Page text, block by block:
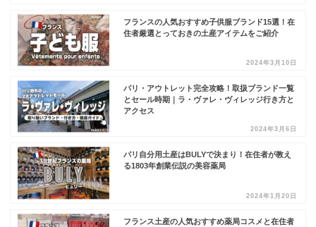
フランスの人気おすすめ子供服ブランド15選！在
住者厳選とっておきの土産アイテムをご紹介
2024年3月10日
パリ・アウトレット完全攻略！取扱ブランド一覧
とセール時期｜ラ・ヴァレ・ヴィレッジ行き方と
アクセス
2024年3月6日
パリ自分用土産はBULYで決まり！在住者が教え
る1803年創業伝説の美容薬局
2024年1月20日
フランス土産の人気おすすめ薬局コスメと在住者